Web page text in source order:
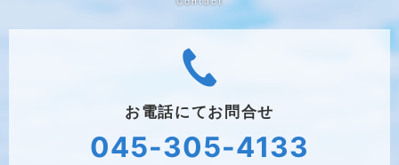
お電話にてお問合せ
045-305-4133